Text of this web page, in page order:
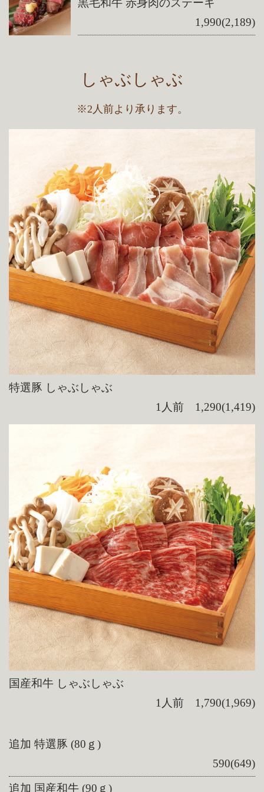
黒毛和牛 赤身肉のステーキ
1,990(2,189)
しゃぶしゃぶ
※2人前より承ります。
特選豚 しゃぶしゃぶ
1人前 1,290(1,419)
国産和牛 しゃぶしゃぶ
1人前 1,790(1,969)
追加 特選豚 (80ｇ)
590(649)
追加 国産和牛 (90ｇ)